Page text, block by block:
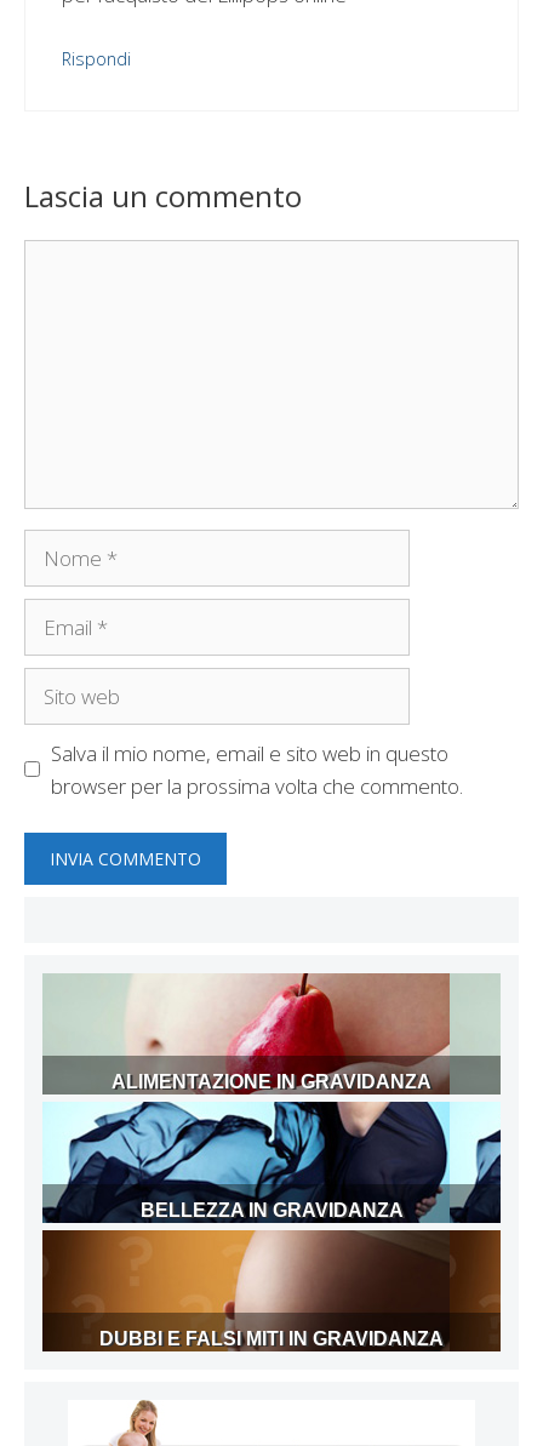
Rispondi
Lascia un commento
Salva il mio nome, email e sito web in questo
browser per la prossima volta che commento.
ALIMENTAZIONE IN GRAVIDANZA
BELLEZZA IN GRAVIDANZA
DUBBI E FALSI MITI IN GRAVIDANZA